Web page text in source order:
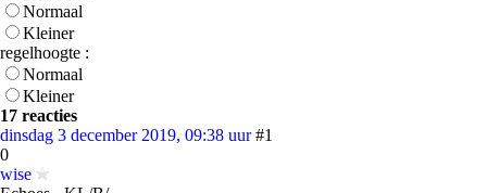
Normaal
Kleiner
regelhoogte :
Normaal
Kleiner
17 reacties
dinsdag 3 december 2019, 09:38 uur #1
0
wise